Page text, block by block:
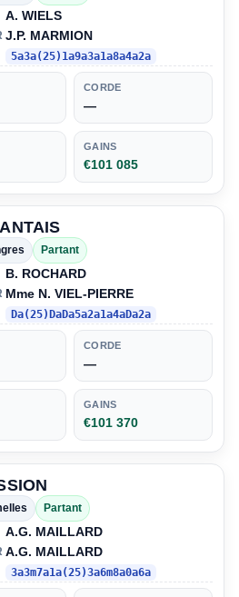
A. WIELS
J.P. MARMION
5a3a(25)1a9a3a1a8a4a2a
CORDE
—
GAINS
€101 085
Partant
B. ROCHARD
Mme N. VIEL-PIERRE
Da(25)DaDa5a2a1a4aDa2a
CORDE
—
GAINS
€101 370
Partant
A.G. MAILLARD
A.G. MAILLARD
3a3m7a1a(25)3a6m8a0a6a